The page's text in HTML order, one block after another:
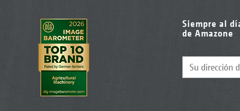
Siempre al
de Amazone